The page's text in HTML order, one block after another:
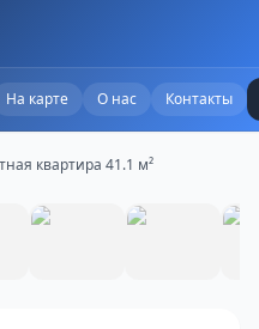
На карте О нас Контакты
квартира 41.1 м²